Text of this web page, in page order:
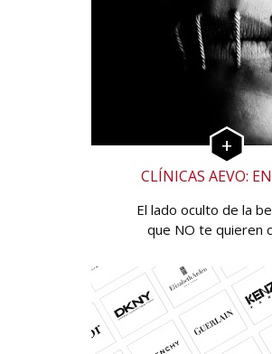
CLÍNICAS AEVO:
El lado oculto de la
que NO te quieren